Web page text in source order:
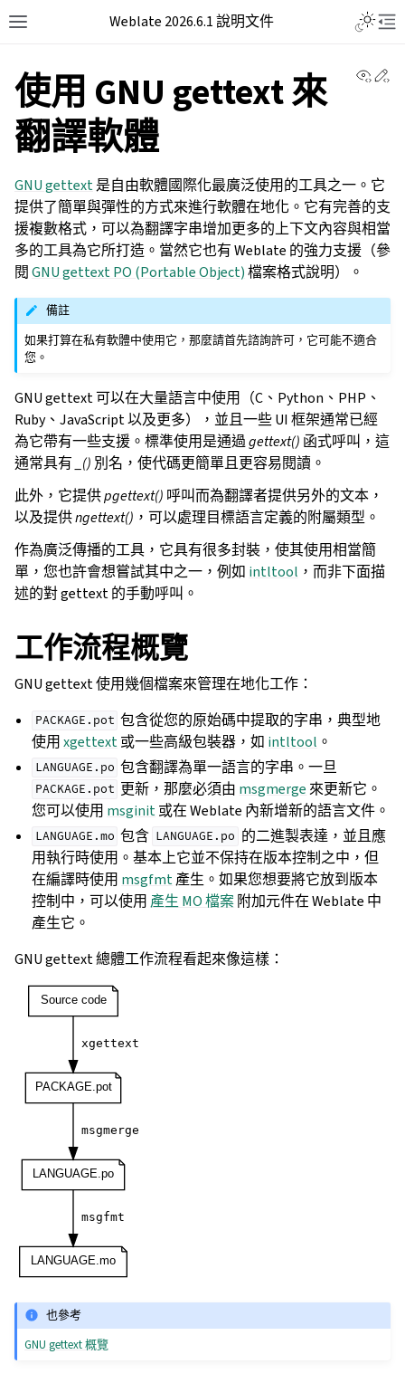
Weblate 2026.6.1 說明文件
使用 GNU gettext 來
翻譯軟體
GNU gettext是自由軟體國際化最廣泛使用的工具之一。它
提供了簡單與彈性的方式來進行軟體在地化。它有完善的支
援複數格式，可以為翻譯字串增加更多的上下文內容與相當
多的工具為它所打造。當然它也有 Weblate 的強力支援（參
閱 GNU gettext PO (Portable Object)檔案格式說明）。
備註
如果打算在私有軟體中使用它，那麼請首先諮詢許可，它可能不適合
您。
GNU gettext 可以在大量語言中使用（C、Python、PHP、
Ruby、JavaScript 以及更多），並且一些 UI 框架通常已經
為它帶有一些支援。標準使用是通過gettext() 函式呼叫，這
通常具有
_() 別名，使代碼更簡單且更容易閱讀。
此外，它提供pgettext() 呼叫而為翻譯者提供另外的文本，
以及提供ngettext() ，可以處理目標語言定義的附屬類型。
作為廣泛傳播的工具，它具有很多封裝，使其使用相當簡
單，您也許會想嘗試其中之一，例如 intltool ，而非下面描
述的對 gettext 的手動呼叫。
工作流程概覽
GNU gettext 使用幾個檔案來管理在地化工作：
PACKAGE.pot 包含從您的原始碼中提取的字串，典型地
使用xgettext或一些高級包裝器，如 intltool 。
LANGUAGE.po 包含翻譯為單一語言的字串。一旦
PACKAGE.pot 更新，那麼必須由 msgmerge 來更新它。
您可以使用 msginit或在 Weblate 內新增新的語言文件。
LANGUAGE.mo 包含 LANGUAGE.po 的二進製表達，並且應
用執行時使用。基本上它並不保持在版本控制之中，但
在編譯時使用 msgfmt產生。如果您想要將它放到版本
控制中，可以使用 產生 MO 檔案附加元件在 Weblate 中
產生它。
GNU gettext 總體工作流程看起來像這樣：
也參考
GNU gettext 概覽